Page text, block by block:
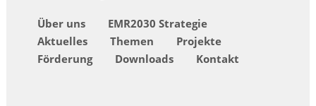
Über uns
EMR2030 Strategie
Aktuelles
Themen
Projekte
Förderung
Downloads Kontakt